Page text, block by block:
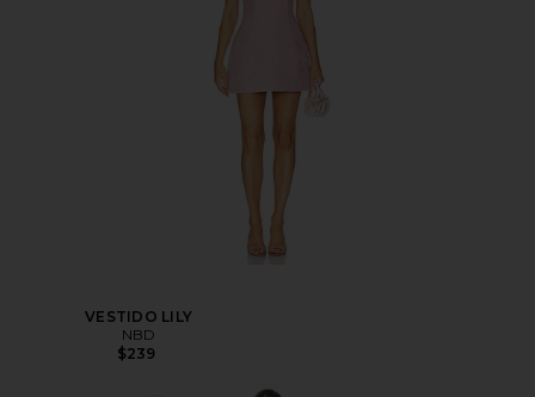
VESTIDO LILY
NBD
$239